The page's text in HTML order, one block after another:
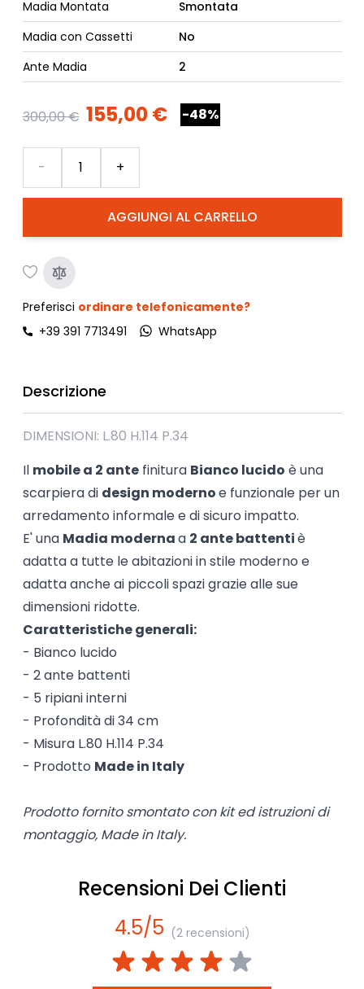
Madia Montata
Smontata
Madia con Cassetti
No
Ante Madia
2
300,00 € 155,00 € -48%
AGGIUNGI AL CARRELLO
- +
Preferisci ordinare telefonicamente?
+39 391 7713491
WhatsApp
Descrizione
DIMENSIONI: L.80 H.114 P.34
Il mobile a 2 antefinitura Bianco lucido è una
scarpiera di design modernoe funzionale per un
arredamento informale e di sicuro impatto.
E' una Madia modernaa 2 ante battentiè
adatta a tutte le abitazioni in stile moderno e
adatta anche ai piccoli spazi grazie alle sue
dimensioni ridotte.
Caratteristiche generali:
- Bianco lucido
- 2 ante battenti
- 5 ripiani interni
- Profondità di 34 cm
- Misura L.80 H.114 P.34
- Prodotto Made in Italy
Prodotto fornito smontato con kit ed istruzioni di
montaggio, Made in Italy.
Recensioni Dei Clienti
4.5/5 (2 recensioni)